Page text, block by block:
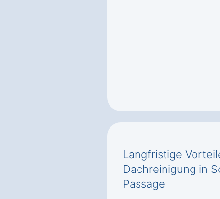
Langfristige
Dachreinigung in
Passage